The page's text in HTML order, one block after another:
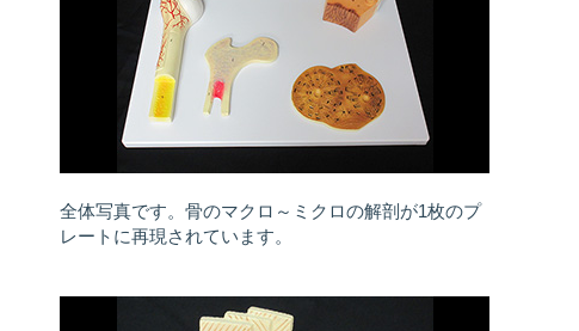
全体写真です。骨のマクロ～ミクロの解剖が1枚のプ
レートに再現されています。